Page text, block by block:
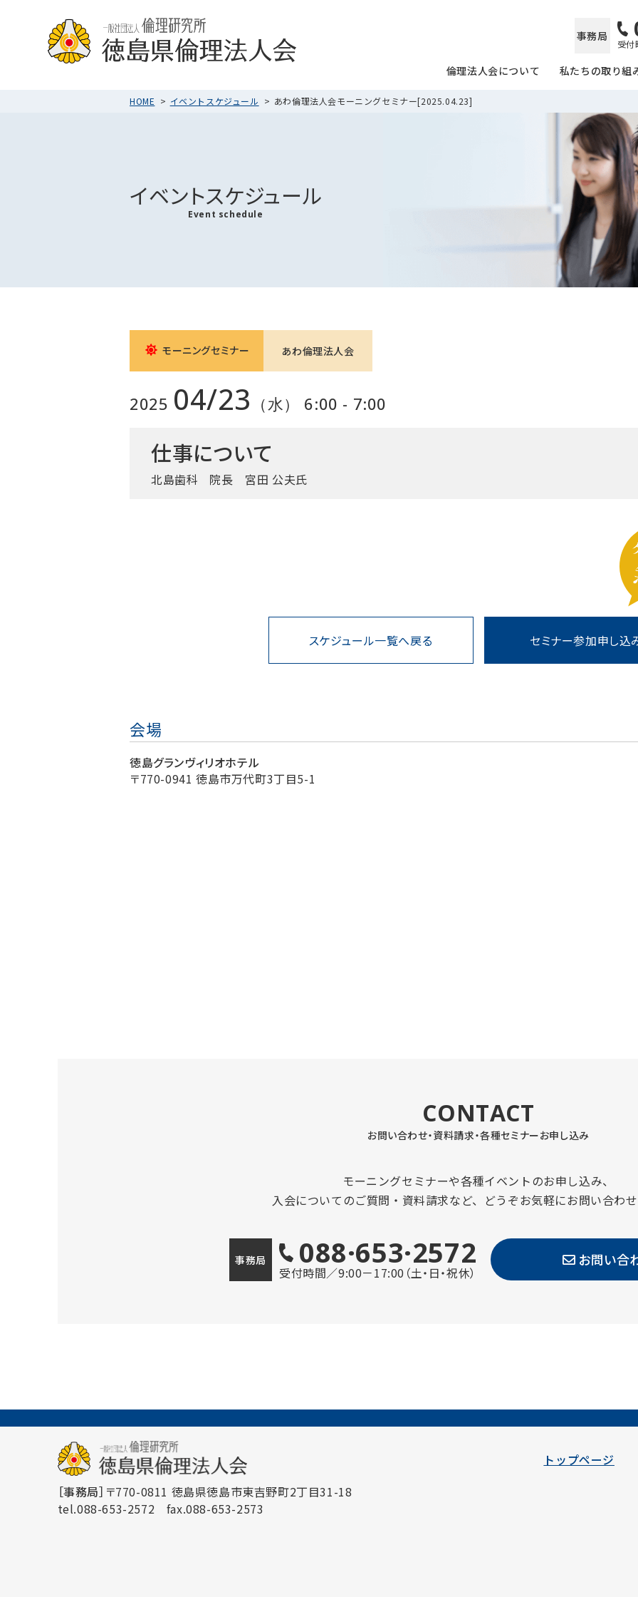
事務局
受付
倫理法人会について 私たちの取り組
HOME イベントスケジュール あわ倫理法人会モーニングセミナー[2025.04.23]
イベントスケジュール
Event schedule
モーニングセミナー あわ倫理法人会
2025 04/23 （水） 6:00 - 7:00
仕事について
北島歯科 院長 宮田 公夫氏
スケジュール一覧へ戻る セミナー参加申し込
会場
徳島グランヴィリオホテル
〒770-0941 徳島市万代町3丁目5-1
CONTACT
お問い合わせ・資料請求・各種セミナーお申し込み
モーニングセミナーや各種イベントのお申し込み、
入会についてのご質問・資料請求など、どうぞお気軽にお問い合わ
事務局 088·653·2572
受付時間／9:00－17:00（土・日・祝休）
お問い合
［事務局］ 〒770-0811 徳島県徳島市東吉野町2丁目31-18
tel.088-653-2572 fax.088-653-2573
トップページ